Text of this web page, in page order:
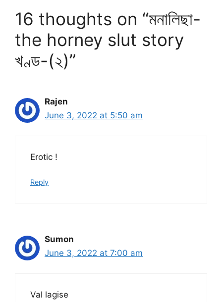
16 thoughts on “মনালিছা-
the horney slut story
খণ্ড-(২)”
Rajen
June 3, 2022 at 5:50 am
Erotic !
Reply
Sumon
June 3, 2022 at 7:00 am
Val lagise